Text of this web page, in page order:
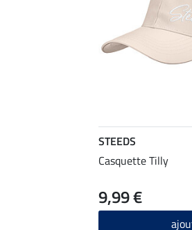
STEEDS
Casquette Tilly
9,99 €